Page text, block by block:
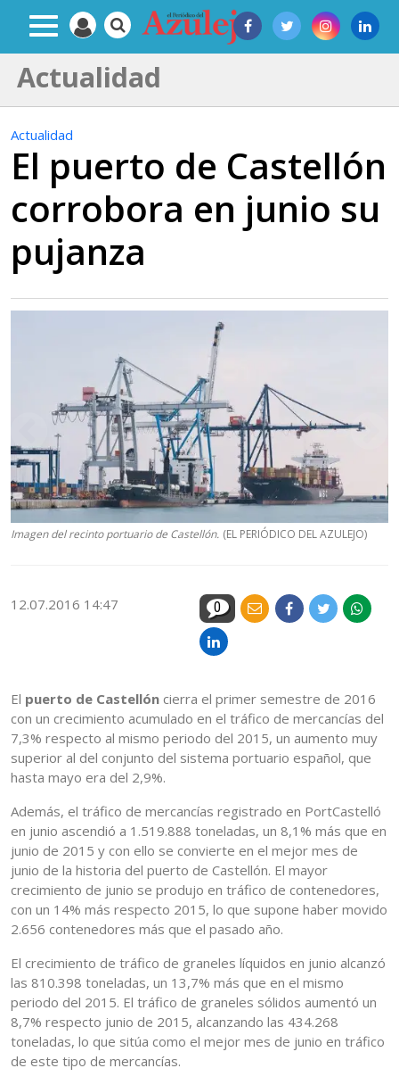
Actualidad
Actualidad
El puerto de Castellón
corrobora en junio su
pujanza
Imagen del recinto portuario de Castellón. (EL PERIÓDICO DEL AZULEJO)
12.07.2016 14:47 0
El puerto de Castellón cierra el primer semestre de 2016
con un crecimiento acumulado en el tráfico de mercancías del
7,3% respecto al mismo periodo del 2015, un aumento muy
superior al del conjunto del sistema portuario español, que
hasta mayo era del 2,9%.
Además, el tráfico de mercancías registrado en PortCastelló
en junio ascendió a 1.519.888 toneladas, un 8,1% más que en
junio de 2015 y con ello se convierte en el mejor mes de
junio de la historia del puerto de Castellón. El mayor
crecimiento de junio se produjo en tráfico de contenedores,
con un 14% más respecto 2015, lo que supone haber movido
2.656 contenedores más que el pasado año.
El crecimiento de tráfico de graneles líquidos en junio alcanzó
las 810.398 toneladas, un 13,7% más que en el mismo
periodo del 2015. El tráfico de graneles sólidos aumentó un
8,7% respecto junio de 2015, alcanzando las 434.268
toneladas, lo que sitúa como el mejor mes de junio en tráfico
de este tipo de mercancías.